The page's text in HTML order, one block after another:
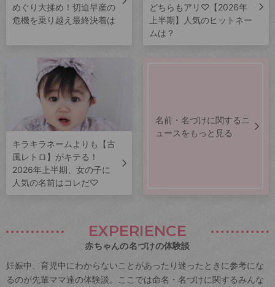
めぐり大揉め！切迫早産の
危機を乗り越え最終決着は
どちらもアリ♡【2026年
上半期】人気のヒットネー
ムは？
キラキラネームよりも【古
風レトロ】がキテる！
2026年上半期、女の子に
人気の名前はコレだ♡
名前・名づけに関するニ
ュースをもっと見る
EXPERIENCE
赤ちゃんの名づけの体験談
妊娠中、育児中にわからないことがあったり迷ったときに参考にな
るのが先輩ママ達の体験談。ここでは命名・名づけに関するみんな